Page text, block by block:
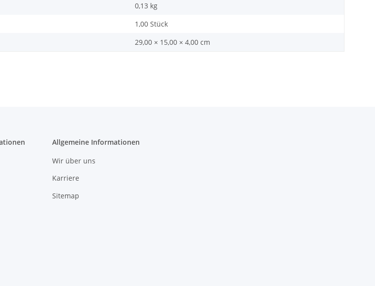
0,13 kg
1,00 Stück
29,00 × 15,00 × 4,00 cm
Allgemeine Informationen
Wir über uns
Karriere
Sitemap